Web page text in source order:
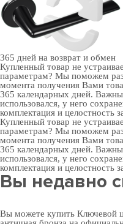
365 дней на возврат и обмен
Купленный товар не
параметрам? Мы поможем
момента получения Вами
365 календарных дней.
использовался, у него
комплектация и целостность
Купленный товар не
параметрам? Мы поможем
момента получения Вами
365 календарных дней.
использовался, у него
комплектация и целостность
Вы недавно
Вы можете купить Ключевой